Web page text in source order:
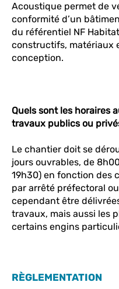
Acoustique permet de
conformité d’un
du référentiel NF
constructifs, matériaux
conception.
Quels sont les horaires
travaux publics ou
Le chantier doit se
jours ouvrables, de
19h30) en fonction des
par arrêté préfectoral
cependant être
travaux, mais aussi les
certains engins
RÈGLEMENTATION